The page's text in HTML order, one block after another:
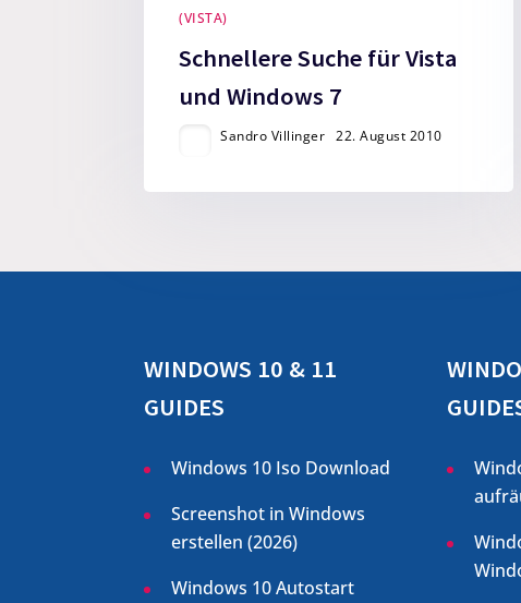
(VISTA)
Schnellere Suche für Vista
und Windows 7
Sandro Villinger 22. August 2010
WINDOWS 10 & 11
GUIDES
Windows 10 Iso Download
Screenshot in Windows
erstellen (2026)
Windows 10 Autostart